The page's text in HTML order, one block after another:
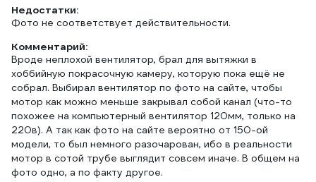
Недостатки:
Фото не соответствует действительности.
Комментарий:
Вроде неплохой вентилятор, брал для вытяжки в
хоббийную покрасочную камеру, которую пока ещё не
собрал. Выбирал вентилятор по фото на сайте, чтобы
мотор как можно меньше закрывал собой канал (что-то
похожее на компьютерный вентилятор 120мм, только на
220в). А так как фото на сайте вероятно от 150-ой
модели, то был немного разочарован, ибо в реальности
мотор в сотой трубе выглядит совсем иначе. В общем на
фото одно, а по факту другое.